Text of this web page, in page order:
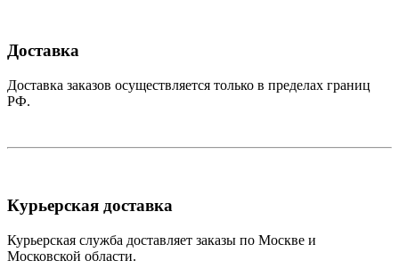
Доставка
Доставка заказов осуществляется только в пределах границ
РФ.
Курьерская доставка
Курьерская служба доставляет заказы по Москве и
Московской области.